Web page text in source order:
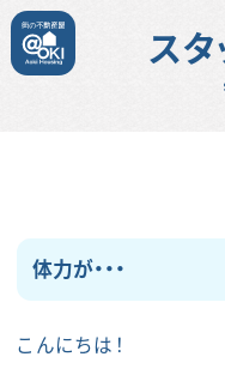
ス
体力が・・・
こんにちは！